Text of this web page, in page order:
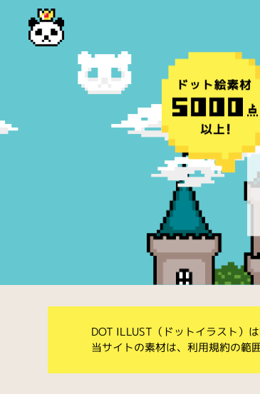
DOT ILLUST（ドットイラスト）
当サイトの素材は、利用規約の範